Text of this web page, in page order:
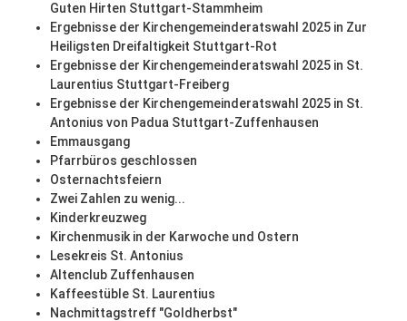
Guten Hirten Stuttgart-Stammheim
Ergebnisse der Kirchengemeinderatswahl 2025 in Zur
Heiligsten Dreifaltigkeit Stuttgart-Rot
Ergebnisse der Kirchengemeinderatswahl 2025 in St.
Laurentius Stuttgart-Freiberg
Ergebnisse der Kirchengemeinderatswahl 2025 in St.
Antonius von Padua Stuttgart-Zuffenhausen
Emmausgang
Pfarrbüros geschlossen
Osternachtsfeiern
Zwei Zahlen zu wenig...
Kinderkreuzweg
Kirchenmusik in der Karwoche und Ostern
Lesekreis St. Antonius
Altenclub Zuffenhausen
Kaffeestüble St. Laurentius
Nachmittagstreff "Goldherbst"